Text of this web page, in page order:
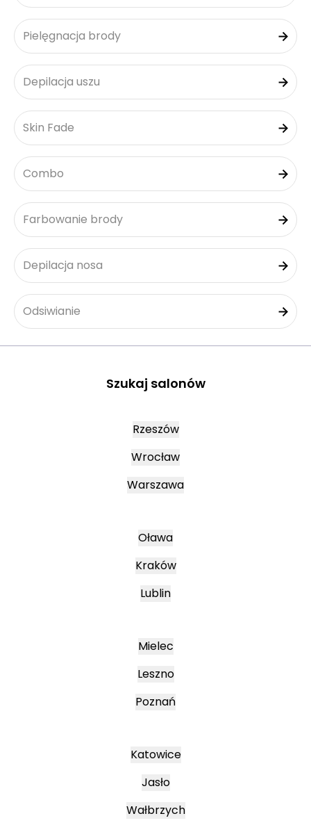
Pielęgnacja brody
Depilacja uszu
Skin Fade
Combo
Farbowanie brody
Depilacja nosa
Odsiwianie
Szukaj salonów
Rzeszów
Wrocław
Warszawa
Oława
Kraków
Lublin
Mielec
Leszno
Poznań
Katowice
Jasło
Wałbrzych